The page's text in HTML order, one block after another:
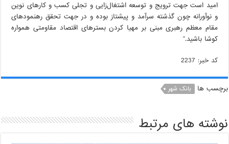
امید است جهت ترویج و توسعه اشتغال‌زایی و تجلی کسب و کارهای نوین
و نوآورانه چون گذشته سرآمد و پیشتاز بوده و در جهت تحقق رهنمودهای
مقام معظم رهبری مبنی بر مهیا کردن بسترهای اقتصاد مقاومتی همواره
کوشا باشید.”
کد خبر: 2237
برچسب ها بانک شهر
نوشته های مرتبط